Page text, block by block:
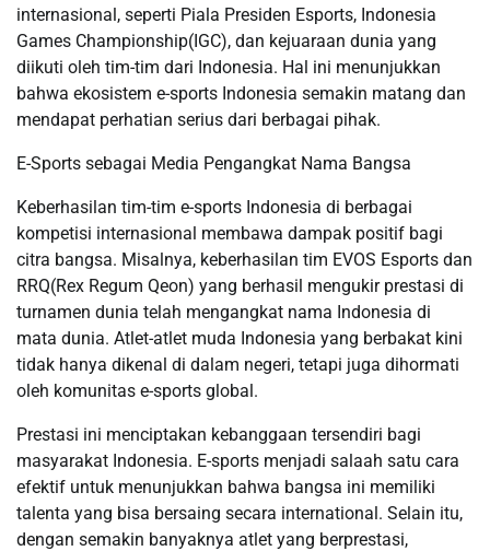
internasional, seperti Piala Presiden Esports, Indonesia
Games Championship(IGC), dan kejuaraan dunia yang
diikuti oleh tim-tim dari Indonesia. Hal ini menunjukkan
bahwa ekosistem e-sports Indonesia semakin matang dan
mendapat perhatian serius dari berbagai pihak.
E-Sports sebagai Media Pengangkat Nama Bangsa
Keberhasilan tim-tim e-sports Indonesia di berbagai
kompetisi internasional membawa dampak positif bagi
citra bangsa. Misalnya, keberhasilan tim EVOS Esports dan
RRQ(Rex Regum Qeon) yang berhasil mengukir prestasi di
turnamen dunia telah mengangkat nama Indonesia di
mata dunia. Atlet-atlet muda Indonesia yang berbakat kini
tidak hanya dikenal di dalam negeri, tetapi juga dihormati
oleh komunitas e-sports global.
Prestasi ini menciptakan kebanggaan tersendiri bagi
masyarakat Indonesia. E-sports menjadi salaah satu cara
efektif untuk menunjukkan bahwa bangsa ini memiliki
talenta yang bisa bersaing secara international. Selain itu,
dengan semakin banyaknya atlet yang berprestasi,